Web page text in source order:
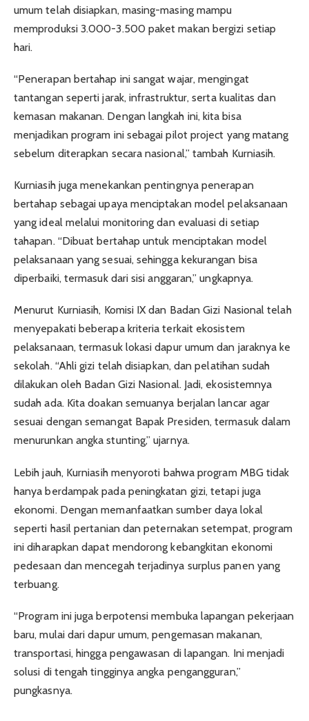
umum telah disiapkan, masing-masing mampu
memproduksi 3.000-3.500 paket makan bergizi setiap
hari.
“Penerapan bertahap ini sangat wajar, mengingat
tantangan seperti jarak, infrastruktur, serta kualitas dan
kemasan makanan. Dengan langkah ini, kita bisa
menjadikan program ini sebagai pilot project yang matang
sebelum diterapkan secara nasional,” tambah Kurniasih.
Kurniasih juga menekankan pentingnya penerapan
bertahap sebagai upaya menciptakan model pelaksanaan
yang ideal melalui monitoring dan evaluasi di setiap
tahapan. “Dibuat bertahap untuk menciptakan model
pelaksanaan yang sesuai, sehingga kekurangan bisa
diperbaiki, termasuk dari sisi anggaran,” ungkapnya.
Menurut Kurniasih, Komisi IX dan Badan Gizi Nasional telah
menyepakati beberapa kriteria terkait ekosistem
pelaksanaan, termasuk lokasi dapur umum dan jaraknya ke
sekolah. “Ahli gizi telah disiapkan, dan pelatihan sudah
dilakukan oleh Badan Gizi Nasional. Jadi, ekosistemnya
sudah ada. Kita doakan semuanya berjalan lancar agar
sesuai dengan semangat Bapak Presiden, termasuk dalam
menurunkan angka stunting,” ujarnya.
Lebih jauh, Kurniasih menyoroti bahwa program MBG tidak
hanya berdampak pada peningkatan gizi, tetapi juga
ekonomi. Dengan memanfaatkan sumber daya lokal
seperti hasil pertanian dan peternakan setempat, program
ini diharapkan dapat mendorong kebangkitan ekonomi
pedesaan dan mencegah terjadinya surplus panen yang
terbuang.
“Program ini juga berpotensi membuka lapangan pekerjaan
baru, mulai dari dapur umum, pengemasan makanan,
transportasi, hingga pengawasan di lapangan. Ini menjadi
solusi di tengah tingginya angka pengangguran,”
pungkasnya.